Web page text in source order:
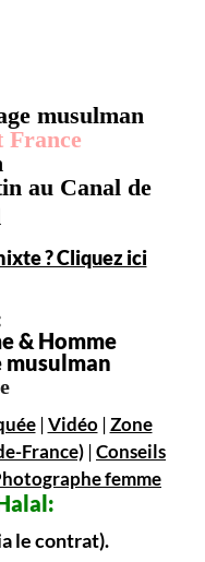
musulman
France
au Canal de
? Cliquez ici
& Homme
|Vidéo|Zone
France) |Conseils
femme
le contrat).